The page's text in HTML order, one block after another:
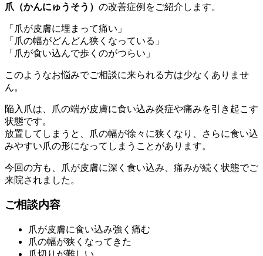
爪（かんにゅうそう） の改善症例をご紹介します。
「爪が皮膚に埋まって痛い」
「爪の幅がどんどん狭くなっている」
「爪が食い込んで歩くのがつらい」
このようなお悩みでご相談に来られる方は少なくありませ
ん。
陥入爪は、爪の端が皮膚に食い込み炎症や痛みを引き起こす
状態です。
放置してしまうと、爪の幅が徐々に狭くなり、さらに食い込
みやすい爪の形になってしまうことがあります。
今回の方も、爪が皮膚に深く食い込み、痛みが続く状態でご
来院されました。
ご相談内容
爪が皮膚に食い込み強く痛む
爪の幅が狭くなってきた
爪切りが難しい